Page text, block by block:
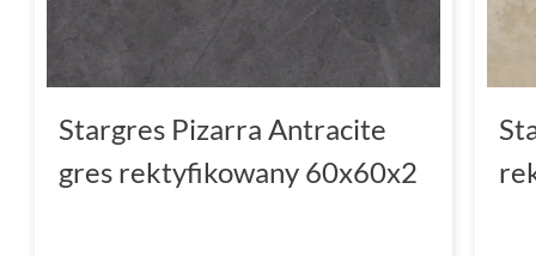
Stargres Pizarra Antracite
gres rektyfikowany 60x60x2